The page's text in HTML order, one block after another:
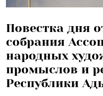
Повестка дня
собрания
народных
промыслов и
Республики